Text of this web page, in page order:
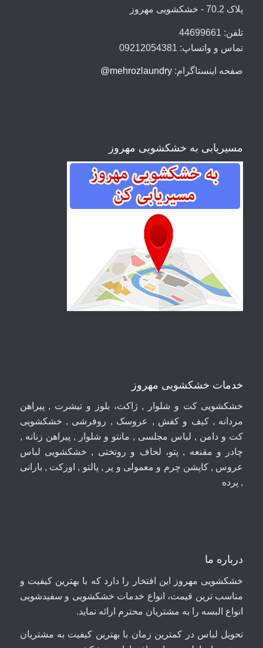
پلاک 70.2 - خشکشویی مهروز
تلفن: 44699661
تماس و واتساپ: 09212054381
صفحه اینستاگرام: mehrozlaundry@
مسیریابی به خشکشویی مهروز
خدمات خشکشویی مهروز
خشکشویی کت و شلوار , ژاکت، بلوز و تیشرت , پیراهن
مردانه , کیف و کفش , عروسک , روفرشی , خشکشویی
کت و دامن , لباس مجلسی , مانتو و شلوار , پیراهن زنانه ,
چادر و مقنعه , پتو، لحاف و روتختی , خشکشویی لباس
عروس , کاپشن چرم و معمولی و پر , پالتو , اورکت , بارانی
, پرده
درباره ما
خشکشویی مهروز این افتخار را دارد که با بهترین کیفیت و
مناسب ترین قیمت، انواع خدمات خشکشویی و سفیدشویی
انواع البسه را به مشتریان محترم ارائه نماید.
تحویل لباس در کمترین زمان با بهترین کیفیت به مشتریان